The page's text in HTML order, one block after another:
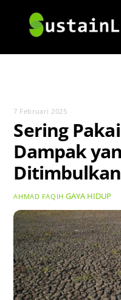
content
7 Februari 2025
Sering
Dampak
AHMAD FAQIH GAYA HIDUP